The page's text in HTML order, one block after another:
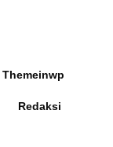
Themeinwp
Redaksi